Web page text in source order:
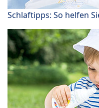
Schlaftipps: So helfen